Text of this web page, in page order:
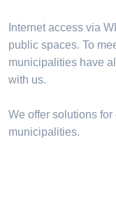
Internet access via
public spaces. To
municipalities have
with us.
We offer solutions
municipalities.